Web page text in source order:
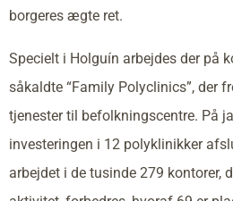
borgeres ægte ret.
Specielt i Holguín arbejdes der på
såkaldte “Family Polyclinics”, der
tjenester til befolkningscentre. På
investeringen i 12 polyklinikker
arbejdet i de tusinde 279 kontorer,